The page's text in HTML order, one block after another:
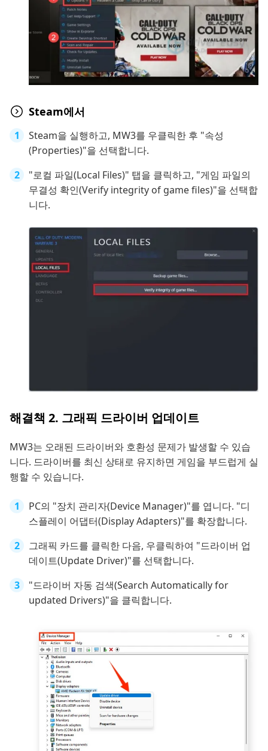
Steam에서
Steam을 실행하고, MW3를 우클릭한 후 "속성
(Properties)"을 선택합니다.
"로컬 파일(Local Files)" 탭을 클릭하고, "게임 파일의
무결성 확인(Verify integrity of game files)"을 선택합
니다.
해결책 2. 그래픽 드라이버 업데이트
MW3는 오래된 드라이버와 호환성 문제가 발생할 수 있습
니다. 드라이버를 최신 상태로 유지하면 게임을 부드럽게 실
행할 수 있습니다.
PC의 "장치 관리자(Device Manager)"를 엽니다. "디
스플레이 어댑터(Display Adapters)"를 확장합니다.
그래픽 카드를 클릭한 다음, 우클릭하여 "드라이버 업
데이트(Update Driver)"를 선택합니다.
"드라이버 자동 검색(Search Automatically for
updated Drivers)"을 클릭합니다.